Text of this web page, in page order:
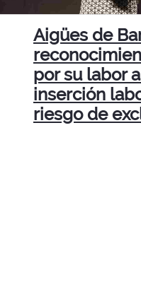
Aigües de
por su labor
inserción
riesgo de